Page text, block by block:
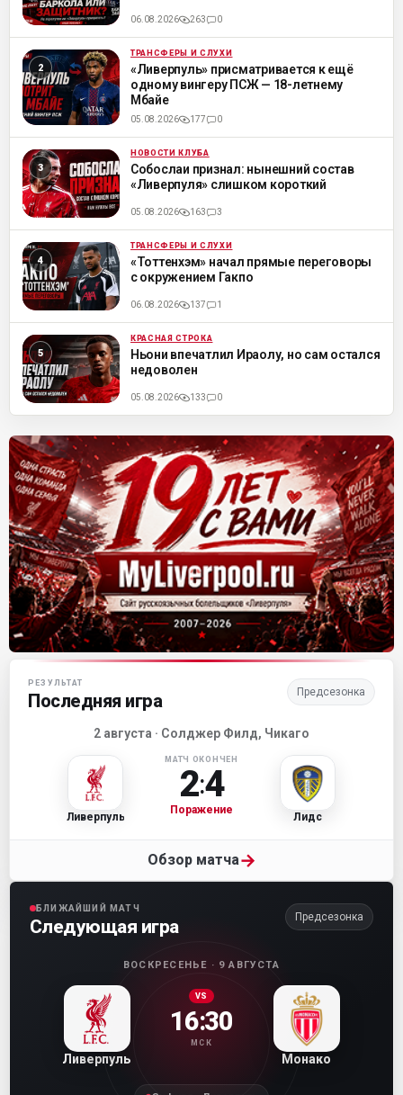
06.08.2026 263 0
ML ТРАНСФЕРЫ И СЛУХИ
«Ливерпуль» присматривается к ещё
одному вингеру ПСЖ — 18-летнему
Мбайе
05.08.2026 177 0
ML НОВОСТИ КЛУБА
Собослаи признал: нынешний состав
«Ливерпуля» слишком короткий
05.08.2026 163 3
ML ТРАНСФЕРЫ И СЛУХИ
«Тоттенхэм» начал прямые переговоры
с окружением Гакпо
06.08.2026 137 1
ML КРАСНАЯ СТРОКА
Ньони впечатлил Ираолу, но сам остался
недоволен
05.08.2026 133 0
Матч-центр «Ливерпуля»
РЕЗУЛЬТАТ
Последняя игра Предсезонка
2 августа · Солджер Филд, Чикаго
Ливерпуль
МАТЧ ОКОНЧЕН
2:4
Поражение
Лидс
Обзор матча→
БЛИЖАЙШИЙ МАТЧ
Следующая игра Предсезонка
ВОСКРЕСЕНЬЕ · 9 АВГУСТА
Ливерпуль
VS
16:30
МСК
Монако